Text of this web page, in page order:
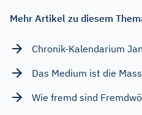
Mehr Artikel zu diesem
Chronik-Kalendarium
Das Medium ist die
Wie fremd sind